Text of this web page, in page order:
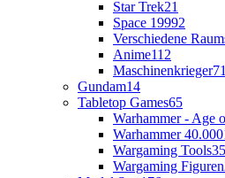
Star Trek21
Space 19992
Verschiedene
Anime112
Maschinenkrieger71
Gundam14
Tabletop Games65
Warhammer - Age
Warhammer 40.000
Wargaming Tools35
Wargaming Figuren